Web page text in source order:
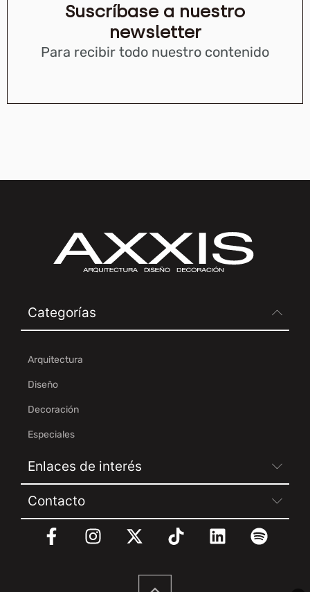
Suscríbase a nuestro
newsletter
Para recibir todo nuestro contenido
Categorías
Arquitectura
Diseño
Decoración
Especiales
Enlaces de interés
Contacto